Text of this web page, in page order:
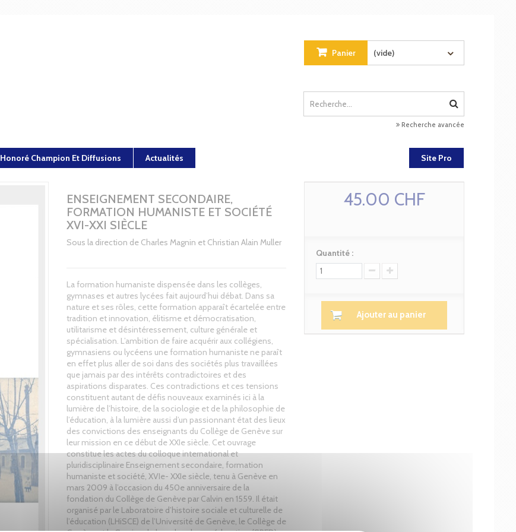
Panier (vide)
Recherche avancée
Honoré Champion Et Diffusions Actualités Site Pro
ENSEIGNEMENT SECONDAIRE,
FORMATION HUMANISTE ET SOCIÉTÉ
XVI-XXI SIÈCLE
Sous la direction de Charles Magnin et Christian Alain Muller
La formation humaniste dispensée dans les collèges,
gymnases et autres lycées fait aujourd’hui débat. Dans sa
nature et ses rôles, cette formation apparaît écartelée entre
tradition et innovation, élitisme et démocratisation,
utilitarisme et désintéressement, culture générale et
spécialisation. L’ambition de faire acquérir aux collégiens,
gymnasiens ou lycéens une formation humaniste ne paraît
en effet plus aller de soi dans des sociétés plus travaillées
que jamais par des intérêts contradictoires et des
aspirations disparates. Ces contradictions et ces tensions
constituent autant de défis nouveaux examinés ici à la
lumière de l’histoire, de la sociologie et de la philosophie de
l’éducation, à la lumière aussi d’un passionnant état des lieux
des convictions des enseignants du Collège de Genève sur
leur mission en ce début de XXIe siècle. Cet ouvrage
constitue les actes du colloque international et
pluridisciplinaire Enseignement secondaire, formation
humaniste et société, XVIe- XXIe siècle, tenu à Genève en
mars 2009 à l’occasion du 450e anniversaire de la
fondation du Collège de Genève par Calvin en 1559. Il était
organisé par le Laboratoire d’histoire sociale et culturelle de
l’éducation (LHiSCE) de l’Université de Genève, le Collège de
45.00 CHF
Quantité :
Ajouter au panier